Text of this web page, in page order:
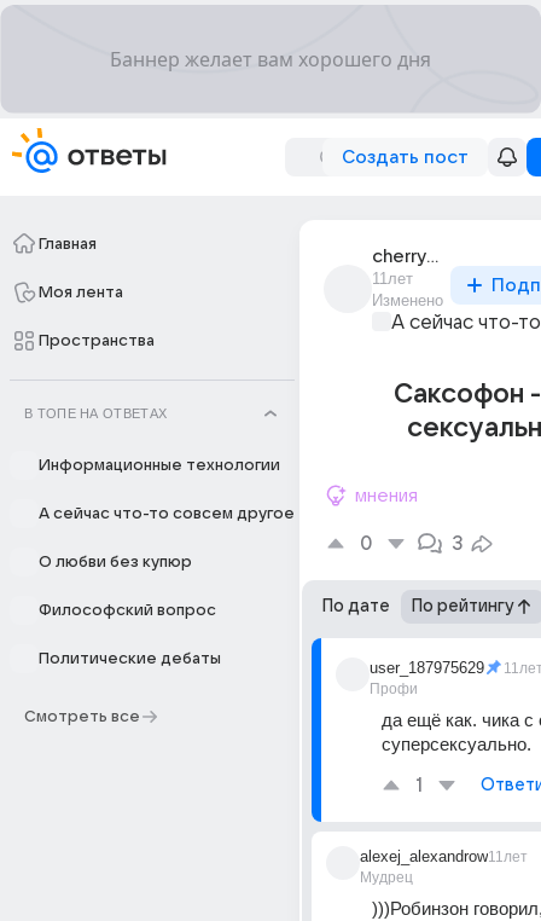
Создать пост
Главная
Моя лента
Пространства
В ТОПЕ НА ОТВЕТАХ
Информационные технологии
А сейчас что-то совсем другое
О любви без купюр
Философский вопрос
Политические дебаты
Смотреть все
cherry_berry_18
11лет
Изменено
А сейчас что-
Саксофон
мнения
0 3
По дате По рейтингу
user_187975629
Профи
да ещё как. чика с
суперсексуально.
1
alexej_alexandrow
Мудрец
11лет
)))Робинзон